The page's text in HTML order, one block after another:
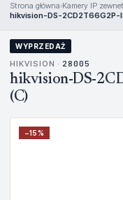
Strona główna›Kamery IP
hikvision-DS-2CD2T66G2P-
WYPRZEDAŻ
HIKVISION · 28005
hikvision-DS-
(C)
−15%